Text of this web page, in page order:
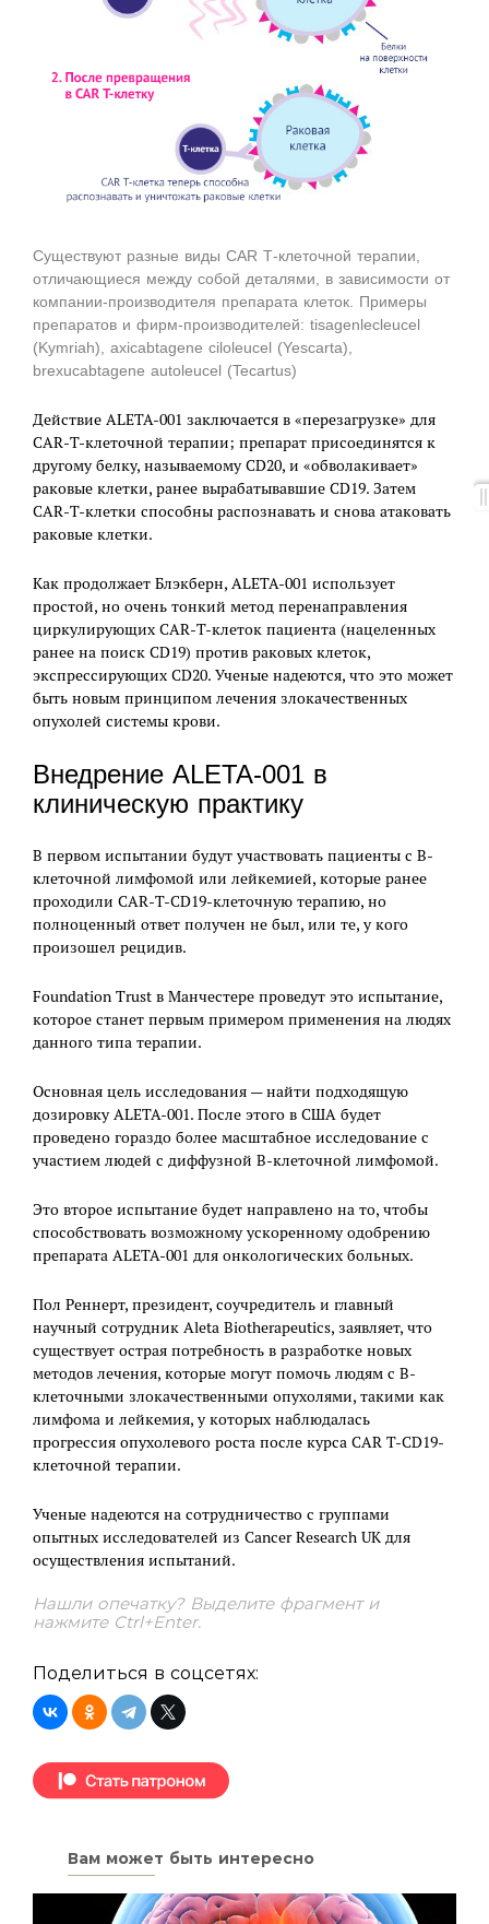
Существуют разные виды CAR Т-клеточной терапии,
отличающиеся между собой деталями, в зависимости от
компании-производителя препарата клеток. Примеры
препаратов и фирм-производителей: tisagenlecleucel
(Kymriah), axicabtagene ciloleucel (Yescarta),
brexucabtagene autoleucel (Tecartus)
Действие ALETA-001 заключается в «перезагрузке» для
CAR-Т-клеточной терапии; препарат присоединятся к
другому белку, называемому CD20, и «обволакивает»
раковые клетки, ранее вырабатывавшие CD19. Затем
CAR-Т-клетки способны распознавать и снова атаковать
раковые клетки.
Как продолжает Блэкберн, ALETA-001 использует
простой, но очень тонкий метод перенаправления
циркулирующих CAR-Т-клеток пациента (нацеленных
ранее на поиск CD19) против раковых клеток,
экспрессирующих CD20. Ученые надеются, что это может
быть новым принципом лечения злокачественных
опухолей системы крови.
Внедрение ALETA-001 в
клиническую практику
В первом испытании будут участвовать пациенты с В-
клеточной лимфомой или лейкемией, которые ранее
проходили CAR-Т-CD19-клеточную терапию, но
полноценный ответ получен не был, или те, у кого
произошел рецидив.
Foundation Trust в Манчестере проведут это испытание,
которое станет первым примером применения на людях
данного типа терапии.
Основная цель исследования — найти подходящую
дозировку ALETA-001. После этого в США будет
проведено гораздо более масштабное исследование с
участием людей с диффузной В-клеточной лимфомой.
Это второе испытание будет направлено на то, чтобы
способствовать возможному ускоренному одобрению
препарата ALETA-001 для онкологических больных.
Пол Реннерт, президент, соучредитель и главный
научный сотрудник Aleta Biotherapeutics, заявляет, что
существует острая потребность в разработке новых
методов лечения, которые могут помочь людям с В-
клеточными злокачественными опухолями, такими как
лимфома и лейкемия, у которых наблюдалась
прогрессия опухолевого роста после курса CAR Т-CD19-
клеточной терапии.
Ученые надеются на сотрудничество с группами
опытных исследователей из Cancer Research UK для
осуществления испытаний.
Нашли опечатку? Выделите фрагмент и
нажмите Ctrl+Enter.
Поделиться в соцсетях:
Вам может быть интересно